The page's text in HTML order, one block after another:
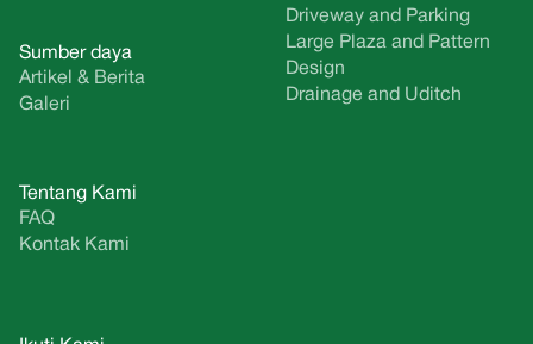
Tentang Kami
FAQ
Kontak Kami
Driveway and Parking
Large Plaza and Pattern
Design
Drainage and Uditch
Sumber daya
Artikel & Berita
Galeri